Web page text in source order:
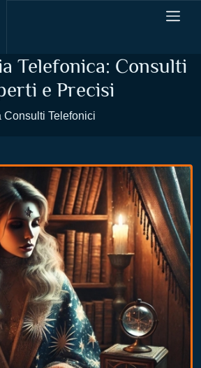
Telefonica: Consulti
e Precisi
Consulti Telefonici